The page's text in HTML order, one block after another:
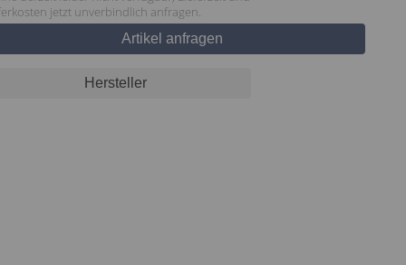
jetzt unverbindlich anfragen.
Artikel anfragen
Hersteller